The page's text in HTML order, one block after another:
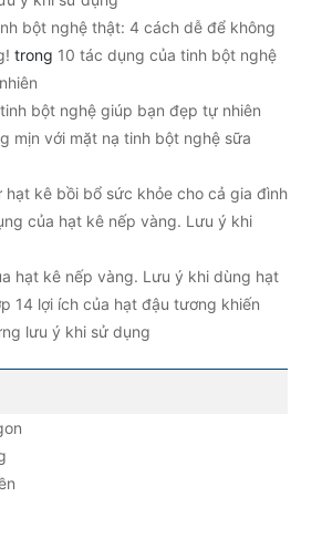
bột nghệ thật: 4 cách dễ để không
trong 10 tác dụng của tinh bột nghệ
bột nghệ giúp bạn đẹp tự nhiên
mịn với mặt nạ tinh bột nghệ sữa
hạt kê bồi bổ sức khỏe cho cả gia đình
của hạt kê nếp vàng. Lưu ý khi
hạt kê nếp vàng. Lưu ý khi dùng hạt
14 lợi ích của hạt đậu tương khiến
lưu ý khi sử dụng